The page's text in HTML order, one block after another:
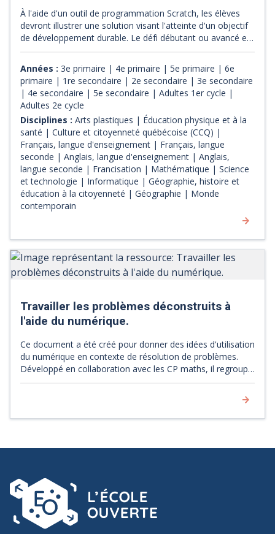
À l'aide d'un outil de programmation Scratch, les élèves
devront illustrer une solution visant l'atteinte d'un objectif
de développement durable. Le défi débutant ou avancé est
être réalisé en grand groupe, en petites équipes ou
individuellement. Tout le matériel pour accompagner les
enseignants dans la réalisation du défi est disponible sur le
site. La réalisation du défi Kreocode permet de développer
la compétence numérique ainsi que des compétences
dans différentes disciplines. Les enseignants sont libres de
choisir les contenus disciplinaires qu'ils souhaitent
exploiter. Des pistes pédagogiques sont proposées pour
chaque discipline.
Années : 3e primaire | 4e primaire | 5e primaire | 6e
primaire | 1re secondaire | 2e secondaire | 3e secondaire
| 4e secondaire | 5e secondaire | Adultes 1er cycle |
Adultes 2e cycle
Disciplines : Arts plastiques | Éducation physique et à la
santé | Culture et citoyenneté québécoise (CCQ) |
Français, langue d'enseignement | Français, langue
seconde | Anglais, langue d'enseignement | Anglais,
langue seconde | Francisation | Mathématique | Science
et technologie | Informatique | Géographie, histoire et
éducation à la citoyenneté | Géographie | Monde
contemporain
Travailler les problèmes déconstruits à
l'aide du numérique.
Ce document a été créé pour donner des idées d'utilisation
du numérique en contexte de résolution de problèmes.
Développé en collaboration avec les CP maths, il regroupe